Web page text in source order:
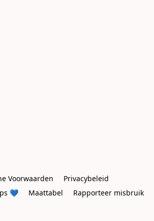
Voorwaarden
Privacybeleid
💙
Maattabel Rapporteer misbruik